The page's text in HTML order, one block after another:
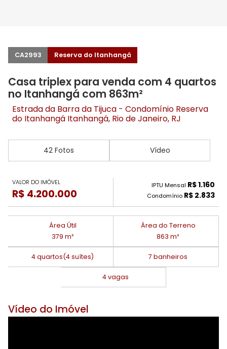
CA2993 Reserva do Itanhangá
Casa triplex para venda com 4 quartos
no Itanhangá com 863m²
Estrada da Barra da Tijuca - Condomínio Reserva
do Itanhangá Itanhangá, Rio de Janeiro, RJ
42 Fotos Vídeo
VALOR DO IMÓVEL
R$ 4.200.000
IPTU Mensal R$ 1.160
Condomínio R$ 2.833
Área Útil
379 m²
Área do Terreno
863 m²
4 quartos(4 suítes) 7 banheiros
4 vagas
Vídeo do Imóvel